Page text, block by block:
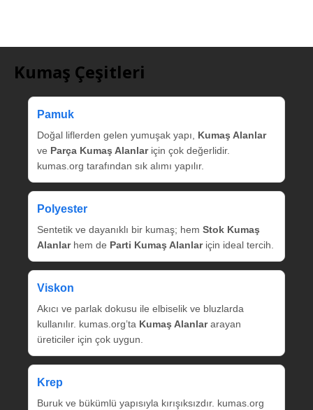
Kumaş Çeşitleri
Pamuk
Doğal liflerden gelen yumuşak yapı, Kumaş Alanlar
ve Parça Kumaş Alanlariçin çok değerlidir.
kumas.org tarafından sık alımı yapılır.
Polyester
Sentetik ve dayanıklı bir kumaş; hem Stok Kumaş
Alanlarhem de Parti Kumaş Alanlariçin ideal tercih.
Viskon
Akıcı ve parlak dokusu ile elbiselik ve bluzlarda
kullanılır. kumas.org’ta Kumaş Alanlararayan
üreticiler için çok uygun.
Krep
Buruk ve bükümlü yapısıyla kırışıksızdır. kumas.org